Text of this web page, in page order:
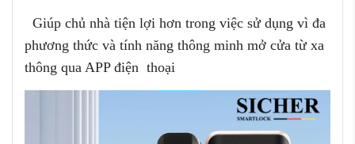
Giúp chủ nhà tiện lợi hơn trong việc sử dụng vì đa
phương thức và tính năng thông minh mở cửa từ xa
thông qua APP điện thoại